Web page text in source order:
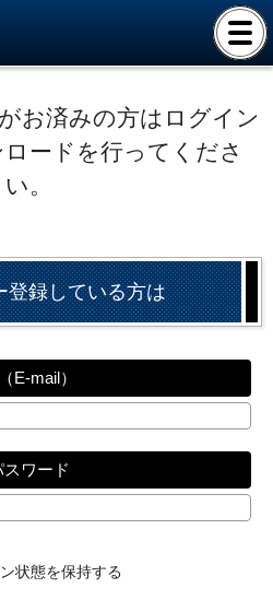
お済みの方はログイン
ードを行ってくださ
い。
登録している方は
E-mail）
スワード
状態を保持する